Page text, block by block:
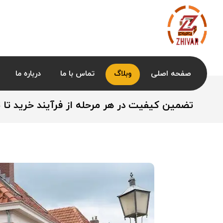
صفحه اصلی وبلاگ تماس با ما درباره ما
تضمین کیفیت در هر مرحله از فرآیند خرید